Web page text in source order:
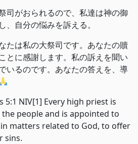
司がおられるので、私達は神の御
自分の悩みを訴える。
たは私の大祭司です。あなたの贖
とに感謝します。私の訴えを聞い
いるのです。あなたの答えを、導
5:1 NIV[1] Every high priest is
people and is appointed to
matters related to God, to offer
sins.